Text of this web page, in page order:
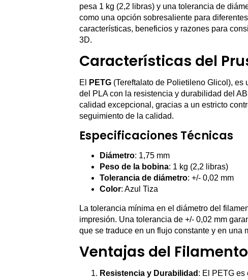
pesa 1 kg (2,2 libras) y una tolerancia de
como una opción sobresaliente para
características, beneficios y razones para
3D.
Características del
El PETG(Tereftalato de Polietileno Glicol), es
del PLA con la resistencia y durabilidad del
calidad excepcional, gracias a un estricto
seguimiento de la calidad.
Especificaciones Técnicas
Diámetro: 1,75 mm
Peso de la bobina: 1 kg (2,2 libras)
Tolerancia de diámetro: +/- 0,02 mm
Color: Azul Tiza
La tolerancia mínima en el diámetro del
impresión. Una tolerancia de +/- 0,02 mm
que se traduce en un flujo constante y en una
Ventajas del Filamento
Resistencia y Durabilidad : El PETG es